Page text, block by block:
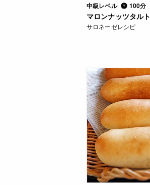
中級レベル 100分
マロンナッツタルト
サロネーゼレシピ